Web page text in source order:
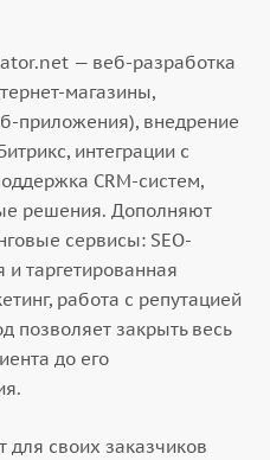
— веб-разработка
магазины,
приложения), внедрение
интеграции с
CRM-систем,
решения. Дополняют
сервисы: SEO-
и таргетированная
работа с репутацией
позволяет закрыть весь
до его
своих заказчиков